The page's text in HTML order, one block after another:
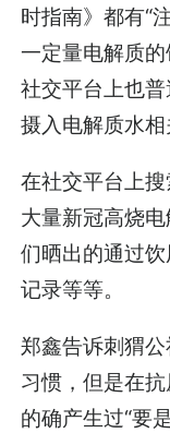
时指南》都有“
一定量电解质
社交平台上也
摄入电解质水相
在社交平台上
大量新冠高烧
们晒出的通过
记录等等。
郑鑫告诉刺猬
习惯，但是在
的确产生过“要